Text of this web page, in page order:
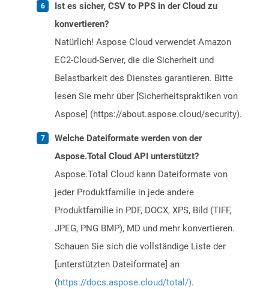
Ist es sicher, CSV to PPS in der Cloud zu
konvertieren?
Natürlich! Aspose Cloud verwendet Amazon
EC2-Cloud-Server, die die Sicherheit und
Belastbarkeit des Dienstes garantieren. Bitte
lesen Sie mehr über [Sicherheitspraktiken von
Aspose] (https://about.aspose.cloud/security).
Welche Dateiformate werden von der
Aspose.Total Cloud API unterstützt?
Aspose.Total Cloud kann Dateiformate von
jeder Produktfamilie in jede andere
Produktfamilie in PDF, DOCX, XPS, Bild (TIFF,
JPEG, PNG BMP), MD und mehr konvertieren.
Schauen Sie sich die vollständige Liste der
[unterstützten Dateiformate] an
(https://docs.aspose.cloud/total/).